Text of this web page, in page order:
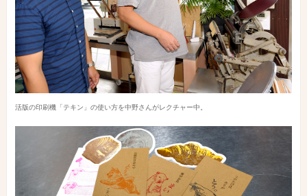
活版の印刷機「テキン」の使い方を中野さんがレクチャー中。